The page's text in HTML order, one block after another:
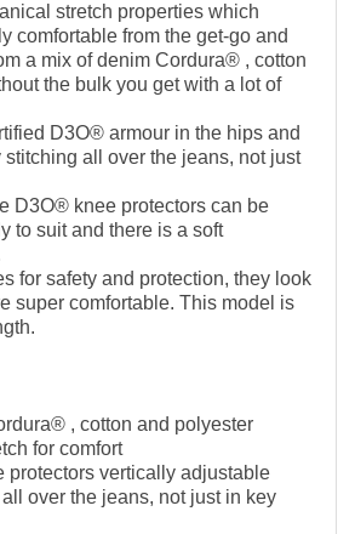
stretch properties which
comfortable from the get-go and
a mix of denim Cordura® , cotton
the bulk you get with a lot of
D3O® armour in the hips and
stitching all over the jeans, not just
D3O® knee protectors can be
to suit and there is a soft
for safety and protection, they look
super comfortable. This model is
, cotton and polyester
for comfort
protectors vertically adjustable
over the jeans, not just in key